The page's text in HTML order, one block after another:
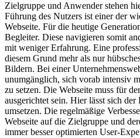
Zielgruppe und Anwender stehen
Führung des Nutzers ist einer der
Webseite. Für die heutige
Begleiter. Diese navigieren somit
mit weniger Erfahrung. Eine
diesem Grund mehr als nur
Bildern. Bei einer
unumgänglich, sich vorab intensiv
zu setzen. Die Webseite muss für
ausgerichtet sein. Hier lässt sich
umsetzen. Die regelmäßige
Webseite auf die Zielgruppe und
immer besser optimierten User-